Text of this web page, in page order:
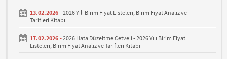
13.02.2026 -2026 Yılı Birim Fiyat Listeleri, Birim Fiyat Analiz ve
Tarifleri Kitabı
17.02.2026 -2026 Hata Düzeltme Cetveli - 2026 Yılı Birim Fiyat
Listeleri, Birim Fiyat Analiz ve Tarifleri Kitabı